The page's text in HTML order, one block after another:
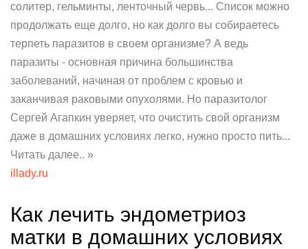
солитер, гельминты, ленточный червь... Список можно
продолжать еще долго, но как долго вы собираетесь
терпеть паразитов в своем организме? А ведь
паразиты - основная причина большинства
заболеваний, начиная от проблем с кровью и
заканчивая раковыми опухолями. Но паразитолог
Сергей Агапкин уверяет, что очистить свой организм
даже в домашних условиях легко, нужно просто пить...
Читать далее.. »
illady.ru
Как лечить эндометриоз
матки в домашних условиях